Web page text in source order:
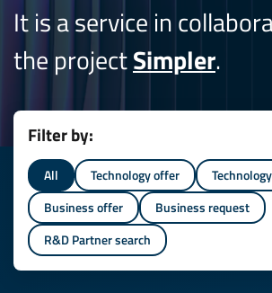
It is a service in
the projectSimpler.
Filter by:
All Technology offer
Business offer
Business request
R&D Partner search